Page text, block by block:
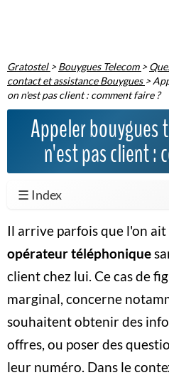
Gratostel >Bouygues Telecom >
contact et assistance Bouygues >
on n'est pas client : comment faire ?
Appeler bouygues
n'est pas client :
☰ Index
Il arrive parfois que l'on ait
opérateur téléphonique
client chez lui. Ce cas de
marginal, concerne
souhaitent obtenir des
offres, ou poser des
leur numéro. Dans le